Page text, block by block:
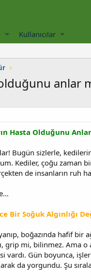
Kullanıcılar
anlar
Hasta Olduğunu
Bugün sizlerle,
Kediler, çoğu zaman
de insanların ruh
Bir Soğuk Algınlığı
boğazında hafif bir
grip mi, bilinmez. Ama
vardı. Gün boyunca,
da yorgundu. Şu